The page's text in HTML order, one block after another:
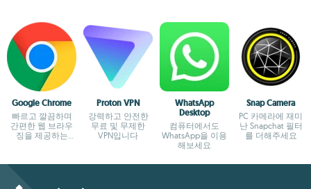
Google Chrome
빠르고 깔끔하며
간편한 웹 브라우
징을 제공하는
Proton VPN
강력하고 안전한
무료 및 무제한
VPN입니다
WhatsApp
Desktop
컴퓨터에서도
WhatsApp을 이용
해보세요
Snap Camera
PC 카메라에 재미
난 Snapchat 필터
를 더해주세요